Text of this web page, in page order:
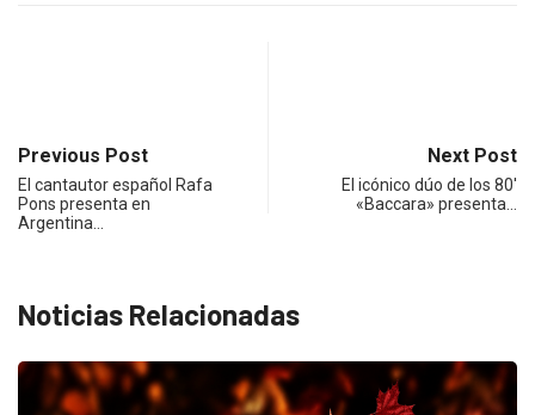
Previous Post
El cantautor español Rafa
Pons presenta en
Argentina…
Next Post
El icónico dúo de los 80′
«Baccara» presenta…
Noticias Relacionadas